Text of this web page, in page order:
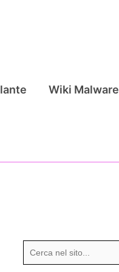
Wiki Malware